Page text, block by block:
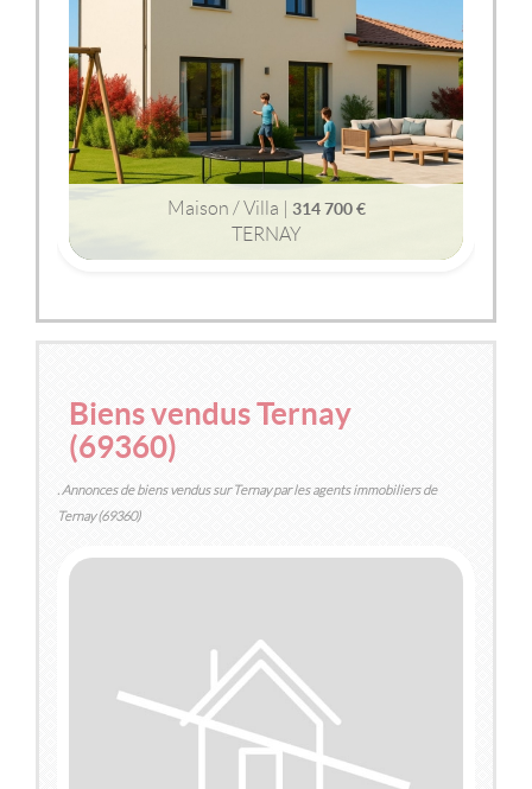
Maison / Villa | 314 700 €
TERNAY
100m | 5 pièce(s) | Ext. 326m
Biens vendus Ternay
(69360)
. Annonces de biens vendus sur Ternay par les agents immobiliers de
Ternay (69360)
TERNAY(69360)
APPARTEMENT
225 055 €